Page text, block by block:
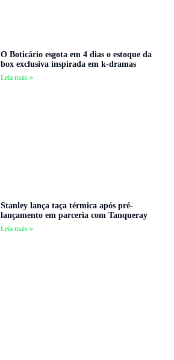
O Boticário esgota em 4 dias o estoque da
box exclusiva inspirada em k-dramas
Leia mais »
Stanley lança taça térmica após pré-
lançamento em parceria com Tanqueray
Leia mais »